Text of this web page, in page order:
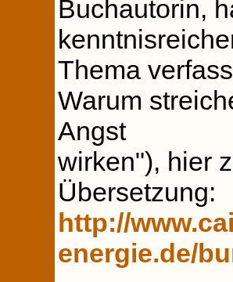
Buchautorin,
Thema
Warum
Angst
wirken"), hier
Übersetzung:
http://
energie.de/